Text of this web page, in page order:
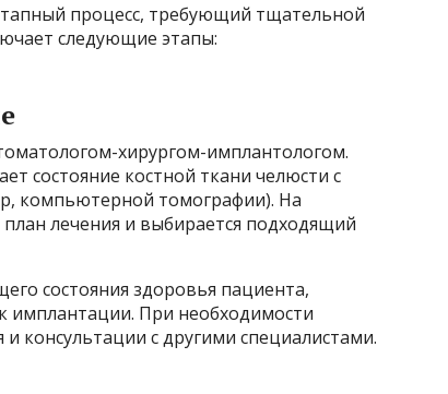
процесс, требующий тщательной
следующие этапы:
хирургом-имплантологом.
состояние костной ткани челюсти с
компьютерной томографии). На
лечения и выбирается подходящий
состояния здоровья пациента,
имплантации. При необходимости
консультации с другими специалистами.